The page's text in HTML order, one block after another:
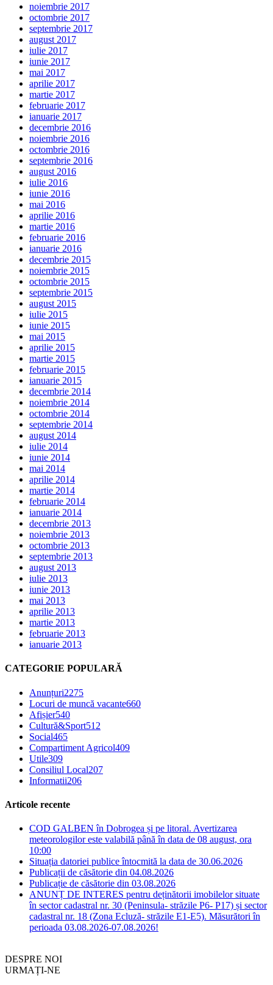
noiembrie 2017
octombrie 2017
septembrie 2017
august 2017
iulie 2017
iunie 2017
mai 2017
aprilie 2017
martie 2017
februarie 2017
ianuarie 2017
decembrie 2016
noiembrie 2016
octombrie 2016
septembrie 2016
august 2016
iulie 2016
iunie 2016
mai 2016
aprilie 2016
martie 2016
februarie 2016
ianuarie 2016
decembrie 2015
noiembrie 2015
octombrie 2015
septembrie 2015
august 2015
iulie 2015
iunie 2015
mai 2015
aprilie 2015
martie 2015
februarie 2015
ianuarie 2015
decembrie 2014
noiembrie 2014
octombrie 2014
septembrie 2014
august 2014
iulie 2014
iunie 2014
mai 2014
aprilie 2014
martie 2014
februarie 2014
ianuarie 2014
decembrie 2013
noiembrie 2013
octombrie 2013
septembrie 2013
august 2013
iulie 2013
iunie 2013
mai 2013
aprilie 2013
martie 2013
februarie 2013
ianuarie 2013
CATEGORIE POPULARĂ
Anunțuri2275
Locuri de muncă vacante660
Afișier540
Cultură&Sport512
Social465
Compartiment Agricol409
Utile309
Consiliul Local207
Informatii206
Articole recente
COD GALBEN în Dobrogea și pe litoral. Avertizarea
meteorologilor este valabilă până în data de 08 august, ora
10:00
Situația datoriei publice întocmită la data de 30.06.2026
Publicații de căsătorie din 04.08.2026
Publicație de căsătorie din 03.08.2026
ANUNȚ DE INTERES pentru deținătorii imobilelor situate
în sector cadastral nr. 30 (Peninsula- străzile P6- P17) și sector
cadastral nr. 18 (Zona Ecluză- străzile E1-E5). Măsurători în
perioada 03.08.2026-07.08.2026!
DESPRE NOI
URMAȚI-NE